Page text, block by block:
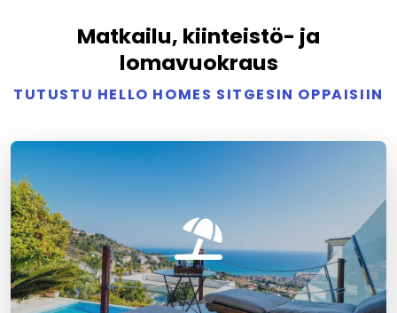
Matkailu, kiinteistö- ja
lomavuokraus
TUTUSTU HELLO HOMES SITGESIN OPPAISIIN